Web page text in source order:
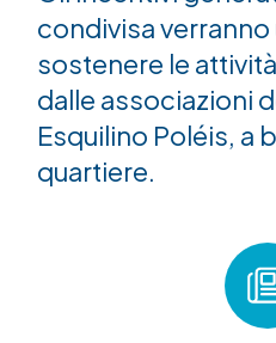
condivisa
sostenere le
dalle associazioni
Esquilino Poléis, a
quartiere.